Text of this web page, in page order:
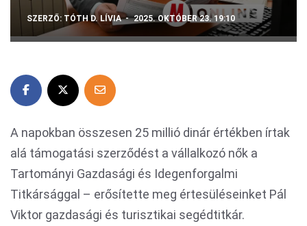
SZERZŐ: TÓTH D. LÍVIA 2025. OKTÓBER 23. 19:10
A napokban összesen 25 millió dinár értékben írtak
alá támogatási szerződést a vállalkozó nők a
Tartományi Gazdasági és Idegenforgalmi
Titkársággal – erősítette meg értesüléseinket Pál
Viktor gazdasági és turisztikai segédtitkár.